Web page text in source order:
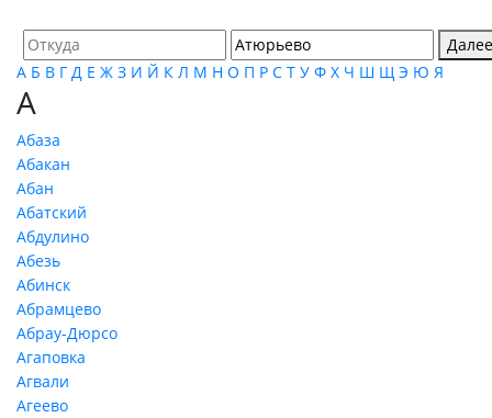
Далее
А Б В Г Д Е Ж З И Й К Л М Н О П Р С Т У Ф Х Ч Ш Щ Э Ю Я
А
Абаза
Абакан
Абан
Абатский
Абдулино
Абезь
Абинск
Абрамцево
Абрау-Дюрсо
Агаповка
Агвали
Агеево